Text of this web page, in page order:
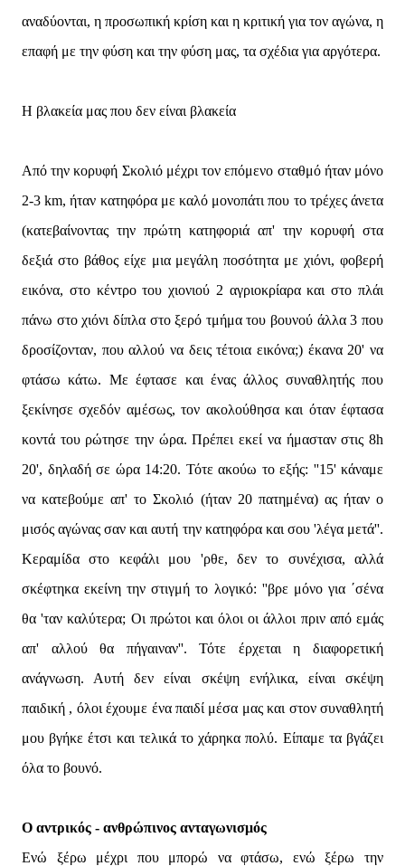
αναδύονται, η προσωπική κρίση και η κριτική για τον αγώνα, η
επαφή με την φύση και την φύση μας, τα σχέδια για αργότερα.
Η βλακεία μας που δεν είναι βλακεία
Από την κορυφή Σκολιό μέχρι τον επόμενο σταθμό ήταν μόνο
2-3 km, ήταν κατηφόρα με καλό μονοπάτι που το τρέχες άνετα
(κατεβαίνοντας την πρώτη κατηφοριά απ' την κορυφή στα
δεξιά στο βάθος είχε μια μεγάλη ποσότητα με χιόνι, φοβερή
εικόνα, στο κέντρο του χιονιού 2 αγριοκρίαρα και στο πλάι
πάνω στο χιόνι δίπλα στο ξερό τμήμα του βουνού άλλα 3 που
δροσίζονταν, που αλλού να δεις τέτοια εικόνα;) έκανα 20' να
φτάσω κάτω. Με έφτασε και ένας άλλος συναθλητής που
ξεκίνησε σχεδόν αμέσως, τον ακολούθησα και όταν έφτασα
κοντά του ρώτησε την ώρα. Πρέπει εκεί να ήμασταν στις 8h
20', δηλαδή σε ώρα 14:20. Τότε ακούω το εξής: ''15' κάναμε
να κατεβούμε απ' το Σκολιό (ήταν 20 πατημένα) ας ήταν ο
μισός αγώνας σαν και αυτή την κατηφόρα και σου 'λέγα μετά''.
Κεραμίδα στο κεφάλι μου 'ρθε, δεν το συνέχισα, αλλά
σκέφτηκα εκείνη την στιγμή το λογικό: ''βρε μόνο για ΄σένα
θα 'ταν καλύτερα; Οι πρώτοι και όλοι οι άλλοι πριν από εμάς
απ' αλλού θα πήγαιναν''. Τότε έρχεται η διαφορετική
ανάγνωση. Αυτή δεν είναι σκέψη ενήλικα, είναι σκέψη
παιδική , όλοι έχουμε ένα παιδί μέσα μας και στον συναθλητή
μου βγήκε έτσι και τελικά το χάρηκα πολύ. Είπαμε τα βγάζει
όλα το βουνό.
Ο αντρικός - ανθρώπινος ανταγωνισμός
Ενώ ξέρω μέχρι που μπορώ να φτάσω, ενώ ξέρω την